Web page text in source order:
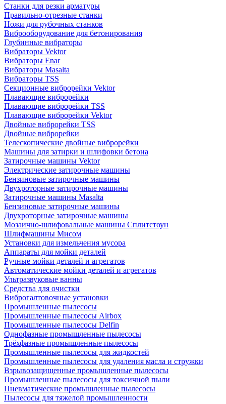
Станки для резки арматуры
Правильно-отрезные станки
Ножи для рубочных станков
Виброоборудование для бетонирования
Глубинные вибраторы
Вибраторы Vektor
Вибраторы Enar
Вибраторы Masalta
Вибраторы TSS
Секционные виброрейки Vektor
Плавающие виброрейки
Плавающие виброрейки TSS
Плавающие виброрейки Vektor
Двойные виброрейки TSS
Двойные виброрейки
Телескопические двойные виброрейки
Машины для затирки и шлифовки бетона
Затирочные машины Vektor
Электрические затирочные машины
Бензиновые затирочные машины
Двухроторные затирочные машины
Затирочные машины Masalta
Бензиновые затирочные машины
Двухроторные затирочные машины
Мозаично-шлифовальные машины Сплитстоун
Шлифмашины Мисом
Установки для измельчения мусора
Аппараты для мойки деталей
Ручные мойки деталей и агрегатов
Автоматические мойки деталей и агрегатов
Ультразвуковые ванны
Средства для очистки
Виброгалтовочные установки
Промышленные пылесосы
Промышленные пылесосы Airbox
Промышленные пылесосы Delfin
Однофазные промышленные пылесосы
Трёхфазные промышленные пылесосы
Промышленные пылесосы для жидкостей
Промышленные пылесосы для удаления масла и стружки
Взрывозащищенные промышленные пылесосы
Промышленные пылесосы для токсичной пыли
Пневматические промышленные пылесосы
Пылесосы для тяжелой промышленности